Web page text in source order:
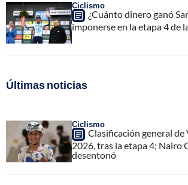
Ciclismo
¿Cuánto dinero ganó
imponerse en la etapa 4 de
Últimas noticias
Ciclismo
Clasificación general de
2026, tras la etapa 4; Nairo
desentonó